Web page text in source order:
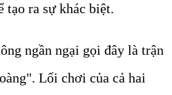
tạo ra sự khác biệt.
ngần ngại gọi đây là trận
Lối chơi của cả hai